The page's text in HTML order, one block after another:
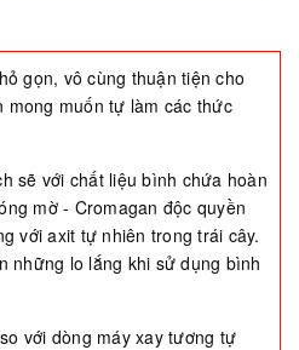
gọn, vô cùng thuận tiện cho
mong muốn tự làm các thức
sẽ với chất liệu bình chứa hoàn
mờ - Cromagan độc quyền
với axit tự nhiên trong trái cây.
những lo lắng khi sử dụng bình
với dòng máy xay tương tự